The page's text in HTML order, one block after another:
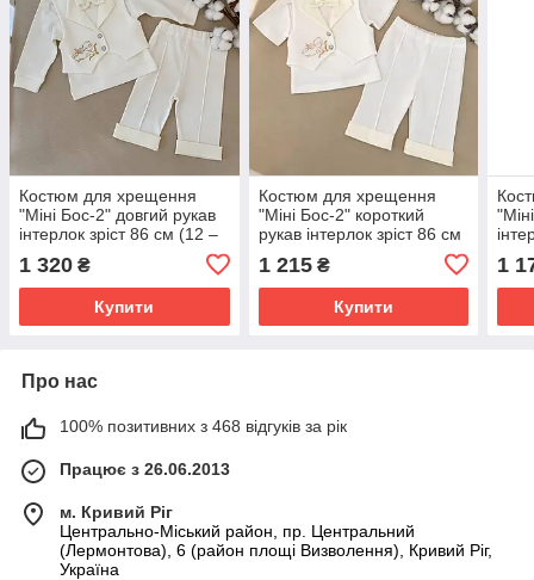
Костюм для хрещення
"Міні Бос-2" довгий рукав
інтерлок зріст 86 см (12 –
Молочний
1 320 ₴
Купити
Костюм для хрещення
"Міні Бос-2" короткий
рукав інтерлок зріст 86 см
Молочний
1 215₴
Купити
1
Про нас
100% позитивних з 468 відгуків за рік
Працює з 26.06.2013
м. Кривий Ріг
Центрально-Міський район, пр. Центральний
(Лермонтова), 6 (район площі Визволення), Кривий Ріг,
Україна